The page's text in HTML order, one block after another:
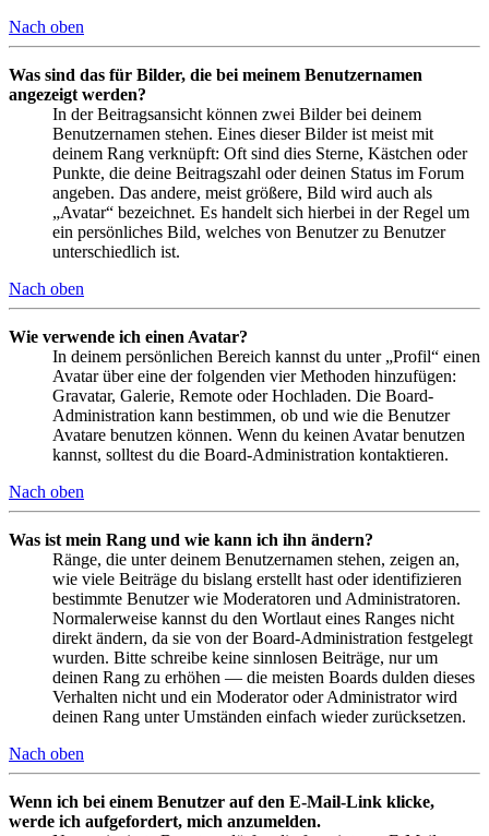
Nach oben
Was sind das für Bilder, die bei meinem Benutzernamen
angezeigt werden?
In der Beitragsansicht können zwei Bilder bei deinem
Benutzernamen stehen. Eines dieser Bilder ist meist mit
deinem Rang verknüpft: Oft sind dies Sterne, Kästchen oder
Punkte, die deine Beitragszahl oder deinen Status im Forum
angeben. Das andere, meist größere, Bild wird auch als
„Avatar“ bezeichnet. Es handelt sich hierbei in der Regel um
ein persönliches Bild, welches von Benutzer zu Benutzer
unterschiedlich ist.
Nach oben
Wie verwende ich einen Avatar?
In deinem persönlichen Bereich kannst du unter „Profil“ einen
Avatar über eine der folgenden vier Methoden hinzufügen:
Gravatar, Galerie, Remote oder Hochladen. Die Board-
Administration kann bestimmen, ob und wie die Benutzer
Avatare benutzen können. Wenn du keinen Avatar benutzen
kannst, solltest du die Board-Administration kontaktieren.
Nach oben
Was ist mein Rang und wie kann ich ihn ändern?
Ränge, die unter deinem Benutzernamen stehen, zeigen an,
wie viele Beiträge du bislang erstellt hast oder identifizieren
bestimmte Benutzer wie Moderatoren und Administratoren.
Normalerweise kannst du den Wortlaut eines Ranges nicht
direkt ändern, da sie von der Board-Administration festgelegt
wurden. Bitte schreibe keine sinnlosen Beiträge, nur um
deinen Rang zu erhöhen — die meisten Boards dulden dieses
Verhalten nicht und ein Moderator oder Administrator wird
deinen Rang unter Umständen einfach wieder zurücksetzen.
Nach oben
Wenn ich bei einem Benutzer auf den E-Mail-Link klicke,
werde ich aufgefordert, mich anzumelden.